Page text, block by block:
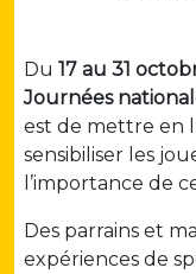
Du 17 au 31
Journées
est de mettre en
sensibiliser les
l’importance de
Des parrains et
expériences de